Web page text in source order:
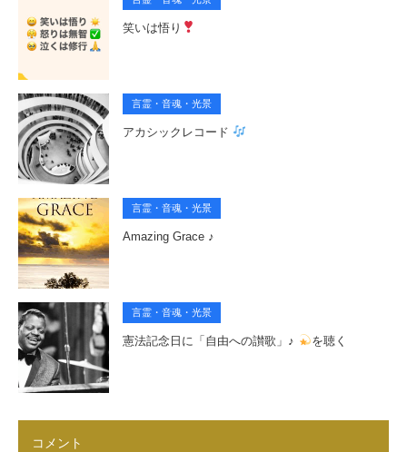
笑いは悟り
言霊・音魂・光景
アカシックレコード
言霊・音魂・光景
Amazing Grace ♪
言霊・音魂・光景
憲法記念日に「自由への讃歌」♪ を聴く
コメント